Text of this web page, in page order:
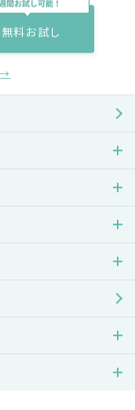
な小型サイズでどん
選びません。
無料お試し
→